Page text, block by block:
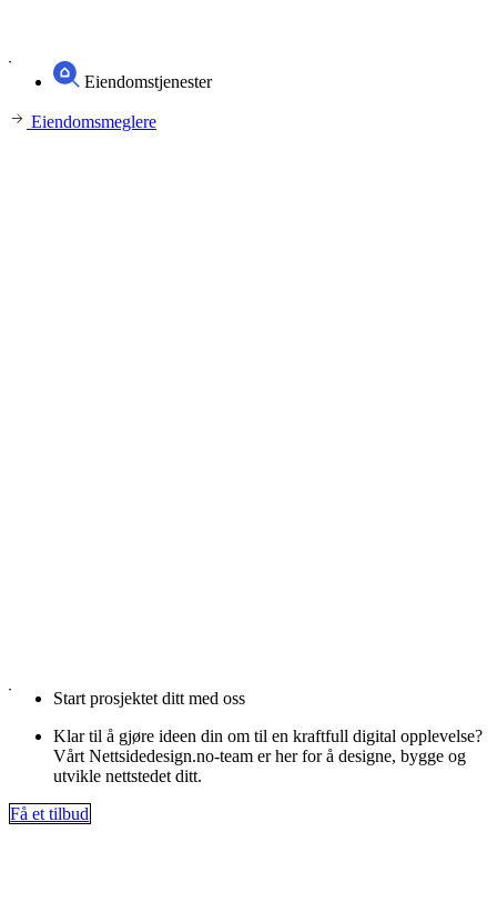
Eiendomstjenester
Eiendomsmeglere
Start prosjektet ditt med oss
Klar til å gjøre ideen din om til en kraftfull digital opplevelse?
Vårt Nettsidedesign.no-team er her for å designe, bygge og
utvikle nettstedet ditt.
Få et tilbud